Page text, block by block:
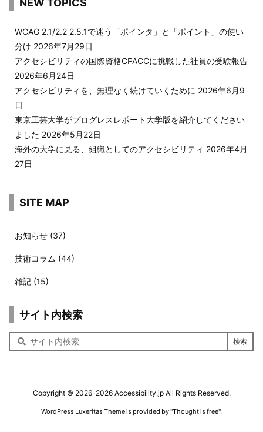
NEW TOPICS
WCAG 2.1/2.2 2.5.1で迷う「ポインタ」と「ポイント」の使い
分け 2026年7月29日
アクセシビリティの国際資格CPACCに挑戦した社員の受験報告
2026年6月24日
アクセシビリティを、無理なく続けていくために 2026年6月9
日
東京工芸大学がプログレスレポート大学版を紹介してください
ました 2026年5月22日
海外の大学に見る、組織としてのアクセシビリティ 2026年4月
27日
SITE MAP
お知らせ (37)
技術コラム (44)
雑記 (15)
サイト内検索
サ
イ
Copyright © 2026-2026 Accessibility.jpAll Rights Reserved.
WordPress Luxeritas Theme is provided by "Thought is free（新しいウィ
".